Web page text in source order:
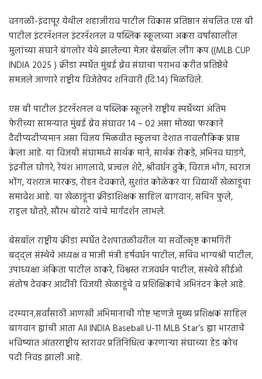
वनगळी-इंदापूर येथील शहाजीराव पाटील विकास प्रतिष्ठान संचलित एस बी
पाटील इंटरनॅशनल इंटरनॅशनल व पब्लिक स्कूलच्या अकरा वर्षाखालील
मुलांच्या संघाने बंगलोर येथे झालेल्या मेजर बेसबॉल लीग कप ((MLB CUP
INDIA 2025 ) क्रीडा स्पर्धेत मुंबई ब्रेव संघाचा पराभव करीत प्रतिष्ठेचे
समजले जाणारे राष्ट्रीय विजेतेपद शनिवारी (दि.14) मिळविले.
एस बी पाटील इंटरनॅशनल व पब्लिक स्कूलने राष्ट्रीय स्पर्धेच्या अंतिम
फेरीच्या सामन्यात मुंबई ब्रेव संघावर 14 – 02 असा मोठ्या फरकाने
दैदीप्यदीप्यमान असा विजय मिळवीत स्कुलचा देशात नावलौकिक प्राप्त
केला आहे. या विजयी संघामध्ये सार्थक माने, सार्थक रोकडे, अभिनव घाडगे,
इंद्रनील घोगरे, रेयंश आगलावे, प्रज्वल शेटे, श्रीवर्धन ढुके, विराज भोंग, स्वराज
भोंग, यशराज मारकड, रोहन देवकाते, सुशांत कोळेकर या विद्यार्थी खेळाडूंचा
समावेश आहे. या खेळाडूंना क्रीडाशिक्षक साहिल बागवान, सचिन फुले,
राहुल धोतरे, सौरभ बोराटे यांचे मार्गदर्शन लाभले.
बेसबॉल राष्ट्रीय क्रीडा स्पर्धेत देशपातळीवरील या सर्वोत्कृष्ट कामगिरी
बद्द्ल संस्थेचे अध्यक्ष व माजी मंत्री हर्षवर्धन पाटील, सचिव भाग्यश्री पाटील,
उपाध्यक्षा अंकिता पाटील ठाकरे, विश्वस्त राजवर्धन पाटील, संस्थेचे सीईओ
संतोष देवकर आदींनी विजयी खेळाडूंचे व प्रशिक्षिकांचे अभिनंदन केले आहे.
दरम्यान,सर्वांसाठी आणखी अभिमानाची गोष्ट म्हणजे मुख्य प्रशिक्षक साहिल
बागवान ह्यांची आता All INDIA Baseball U-11 MLB Star’s ह्या भारताचे
भविष्यात आंतरराष्ट्रीय स्तरावर प्रतिनिधित्व करणाऱ्या संघाच्या हेड कोच
पदी निवड झाली आहे.